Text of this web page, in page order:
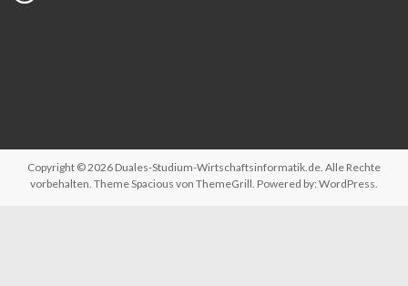
Copyright © 2026 Duales-Studium-Wirtschaftsinformatik.de. Alle Rechte
vorbehalten. ThemeSpacious von ThemeGrill. Powered by: WordPress.